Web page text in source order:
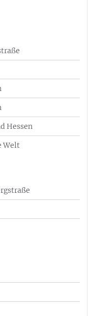
Hessen
Welt